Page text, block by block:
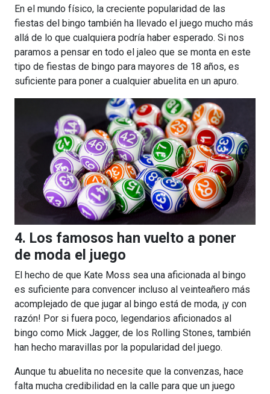
En el mundo físico, la creciente popularidad de las
fiestas del bingo también ha llevado el juego mucho más
allá de lo que cualquiera podría haber esperado. Si nos
paramos a pensar en todo el jaleo que se monta en este
tipo de fiestas de bingo para mayores de 18 años, es
suficiente para poner a cualquier abuelita en un apuro.
4. Los famosos han vuelto a poner
de moda el juego
El hecho de que Kate Moss sea una aficionada al bingo
es suficiente para convencer incluso al veinteañero más
acomplejado de que jugar al bingo está de moda, ¡y con
razón! Por si fuera poco, legendarios aficionados al
bingo como Mick Jagger, de los Rolling Stones, también
han hecho maravillas por la popularidad del juego.
Aunque tu abuelita no necesite que la convenzas, hace
falta mucha credibilidad en la calle para que un juego